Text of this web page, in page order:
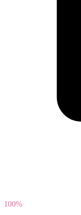
100%